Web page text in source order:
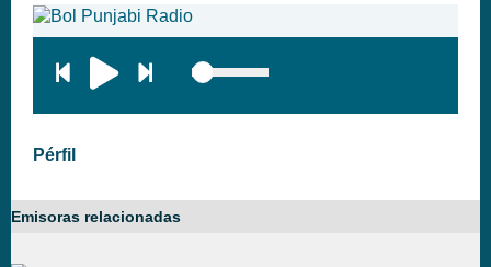
Pérfil
Emisoras relacionadas